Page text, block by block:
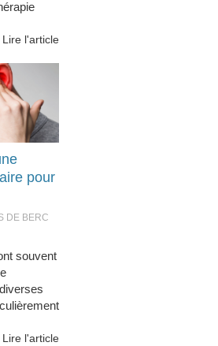
Lire l'article
pour
DE BERC
souvent
Lire l'article